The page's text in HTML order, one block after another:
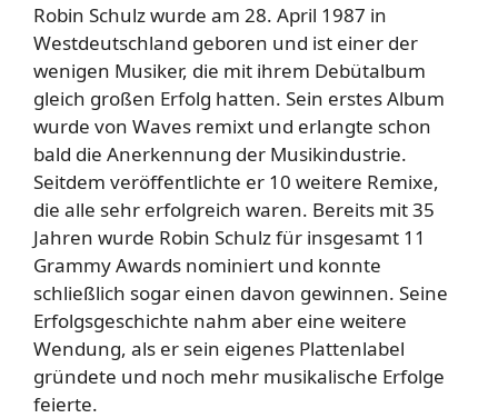
Robin Schulz wurde am 28. April 1987 in
Westdeutschland geboren und ist einer der
wenigen Musiker, die mit ihrem Debütalbum
gleich großen Erfolg hatten. Sein erstes Album
wurde von Waves remixt und erlangte schon
bald die Anerkennung der Musikindustrie.
Seitdem veröffentlichte er 10 weitere Remixe,
die alle sehr erfolgreich waren. Bereits mit 35
Jahren wurde Robin Schulz für insgesamt 11
Grammy Awards nominiert und konnte
schließlich sogar einen davon gewinnen. Seine
Erfolgsgeschichte nahm aber eine weitere
Wendung, als er sein eigenes Plattenlabel
gründete und noch mehr musikalische Erfolge
feierte.